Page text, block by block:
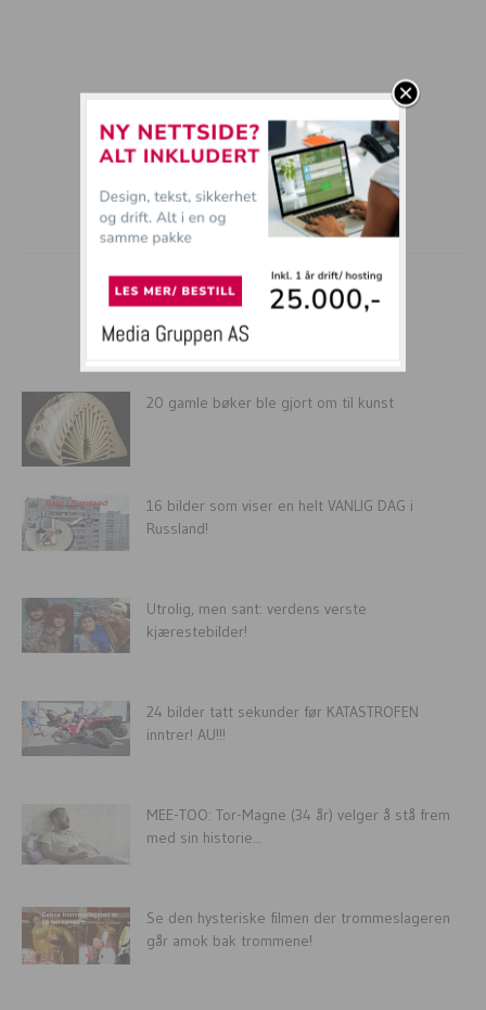
mer tullball
20 gamle bøker ble gjort om til kunst
16 bilder som viser en helt VANLIG DAG i
Russland!
Utrolig, men sant: verdens verste
kjærestebilder!
24 bilder tatt sekunder før KATASTROFEN
inntrer! AU!!!
MEE-TOO: Tor-Magne (34 år) velger å stå frem
med sin historie...
Se den hysteriske filmen der trommeslageren
går amok bak trommene!